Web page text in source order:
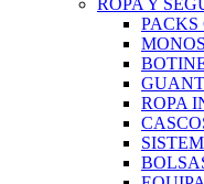
ROPA Y
PACKS
ROPA